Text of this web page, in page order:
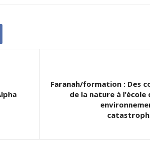
Faranah/formation : Des
de la nature à l’école